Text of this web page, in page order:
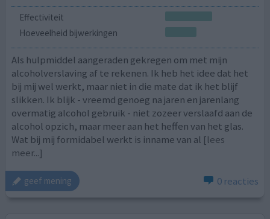
Effectiviteit
Hoeveelheid bijwerkingen
Als hulpmiddel aangeraden gekregen om met mijn
alcoholverslaving af te rekenen. Ik heb het idee dat het
bij mij wel werkt, maar niet in die mate dat ik het blijf
slikken. Ik blijk - vreemd genoeg na jaren en jarenlang
overmatig alcohol gebruik - niet zozeer verslaafd aan de
alcohol opzich, maar meer aan het heffen van het glas.
Wat bij mij formidabel werkt is inname van al [lees
meer...]
geef mening 0 reacties